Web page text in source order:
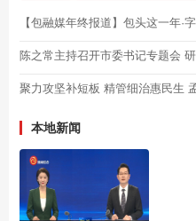
【包融媒年终报道】包头这一年·
聚力攻坚补短板 精管细治惠民生
本地新闻